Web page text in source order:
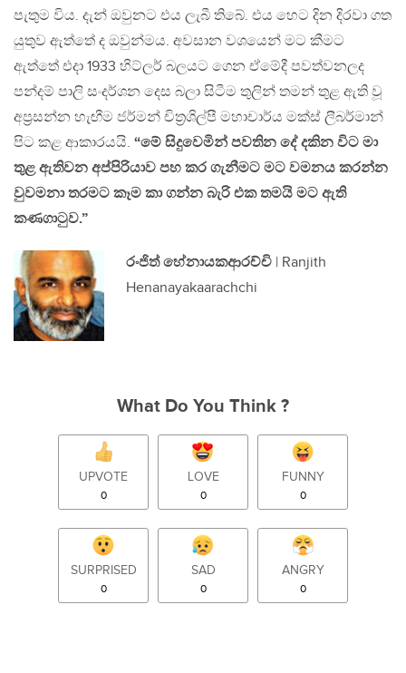
පැතුම විය. දැන් ඔවුනට එය ලැබී තිබේ. එය හෙට දින දිරවා ගත
යුතුව ඇත්තේ ද ඔවුන්මය. අවසාන වශයෙන් මට කීමට
ඇත්තේ එදා 1933 හිට්ලර් බලයට ගෙන ඒමේදී පවත්වනලද
පන්දම් පාලි සංදර්ශන දෙස බලා සිටීම තුලින් තමන් තුළ ඇති වූ
අප්‍රසන්න හැඟීම ජර්මන් චිත්‍රශිල්පී මහාචාර්ය මක්ස් ලීබර්මාන්
පිට කළ ආකාරයයි. “මේ සිදුවෙමින් පවතින දේ දකින විට මා
තුළ ඇතිවන අප්පිරියාව පහ කර ගැනීමට මට වමනය කරන්න
වුවමනා තරමට කෑම කා ගන්න බැරි එක තමයි මට ඇති
කණගාටුව.”
රංජිත් හේනායකආරච්චි | Ranjith
Henanayakaarachchi
What Do You Think ?
UPVOTE
0
LOVE
0
FUNNY
0
SURPRISED
0
SAD
0
ANGRY
0